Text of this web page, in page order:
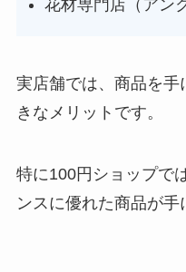
花材専門店（アン
実店舗では、商品を
きなメリットです。
特に100円ショップで
ンスに優れた商品が手